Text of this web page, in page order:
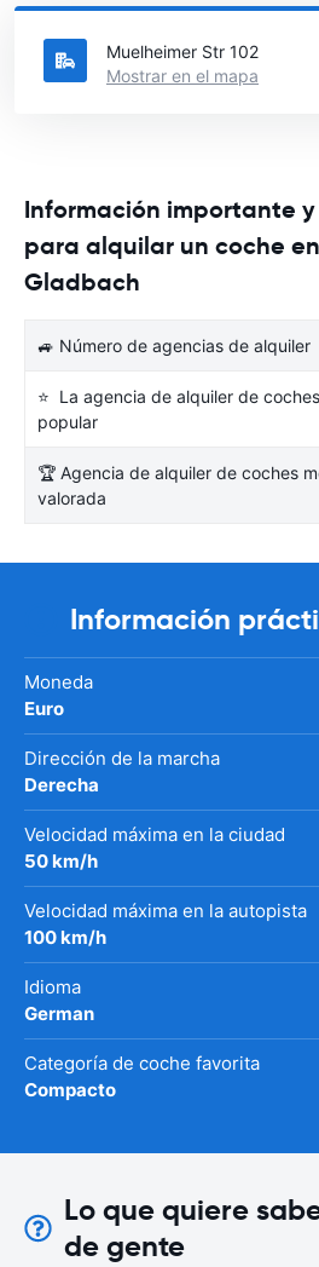
alquilar un coche.
Muelheimer Str 102
Mostrar en el mapa
Información importante
para alquilar un coche
Gladbach
🚙 Número de agencias de alquiler
⭐ La agencia de alquiler de
popular
🏆 Agencia de alquiler de coches
valorada
Información
Moneda
Euro
Dirección de la marcha
Derecha
Velocidad máxima en la ciudad
50 km/h
Velocidad máxima en la autopista
100 km/h
Idioma
German
Categoría de coche favorita
Compacto
Lo que quiere
de gente